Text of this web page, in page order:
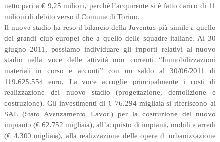
netto pari a € 9,25 milioni, perché l’acquirente si è fatto carico di 11
milioni di debito verso il Comune di Torino.
Il nuovo stadio ha reso il bilancio della Juventus più simile a quello
dei grandi club europei che a quello delle squadre italiane. Al 30
giugno 2011, possiamo individuare gli importi relativi al nuovo
stadio nella voce delle attività non correnti “Immobilizzazioni
materiali in corso e acconti” con un saldo al 30/06/2011 di
119.625.554 euro. La voce accoglie principalmente i costi di
realizzazione del nuovo stadio (progettazione, demolizione e
costruzione). Gli investimenti di € 76.294 migliaia si riferiscono ai
SAL (Stato Avanzamento Lavori) per la costruzione del nuovo
impianto (€ 62.752 migliaia), all’acquisto di impianti, mobili e arredi
(€ 4.300 migliaia), alla realizzazione delle opere di urbanizzazione